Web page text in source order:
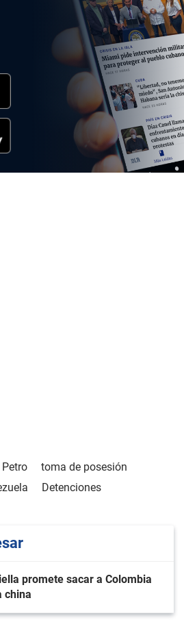
toma de posesión
Detenciones
promete sacar a Colombia
china